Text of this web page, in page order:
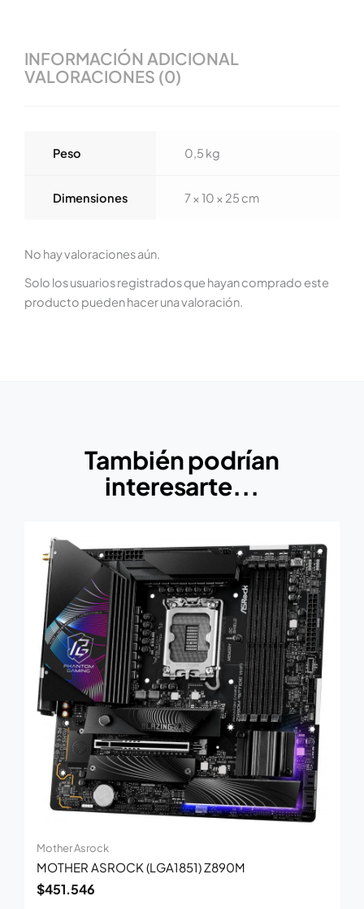
INFORMACIÓN ADICIONAL
VALORACIONES (0)
Peso 0,5 kg
Dimensiones 7 × 10 × 25 cm
No hay valoraciones aún.
Solo los usuarios registrados que hayan comprado este
producto pueden hacer una valoración.
También podrían
interesarte...
Mother Asrock
MOTHER ASROCK (LGA1851) Z890M
$451.546